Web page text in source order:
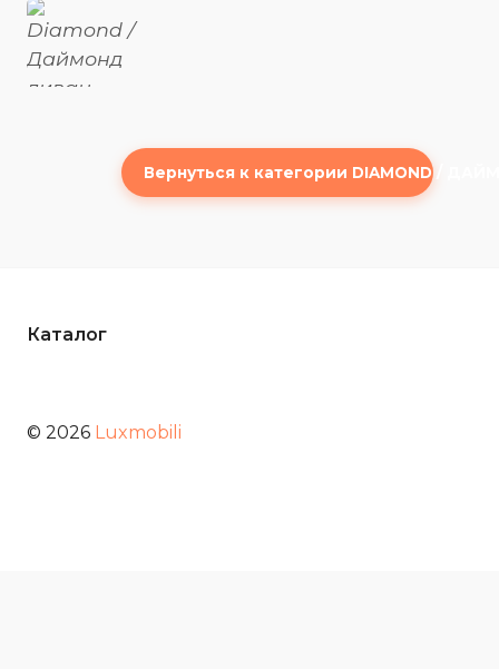
Вернуться к категории DIAMOND /
Каталог
© 2026 Luxmobili